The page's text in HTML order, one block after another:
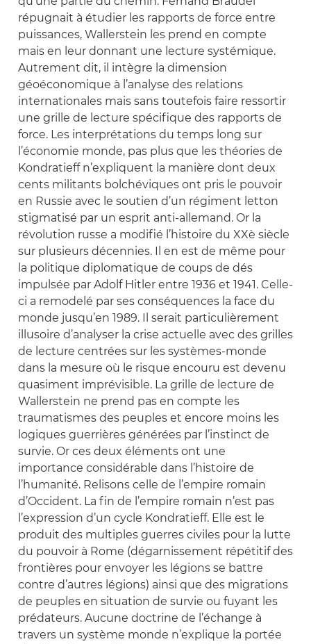
répugnait à étudier les rapports de force entre
puissances, Wallerstein les prend en compte
mais en leur donnant une lecture systémique.
Autrement dit, il intègre la dimension
géoéconomique à l’analyse des relations
internationales mais sans toutefois faire ressortir
une grille de lecture spécifique des rapports de
force. Les interprétations du temps long sur
l’économie monde, pas plus que les théories de
Kondratieff n’expliquent la manière dont deux
cents militants bolchéviques ont pris le pouvoir
en Russie avec le soutien d’un régiment letton
stigmatisé par un esprit anti-allemand. Or la
révolution russe a modifié l’histoire du XXè siècle
sur plusieurs décennies. Il en est de même pour
la politique diplomatique de coups de dés
impulsée par Adolf Hitler entre 1936 et 1941. Celle-
ci a remodelé par ses conséquences la face du
monde jusqu’en 1989. Il serait particulièrement
illusoire d’analyser la crise actuelle avec des grilles
de lecture centrées sur les systèmes-monde
dans la mesure où le risque encouru est devenu
quasiment imprévisible. La grille de lecture de
Wallerstein ne prend pas en compte les
traumatismes des peuples et encore moins les
logiques guerrières générées par l’instinct de
survie. Or ces deux éléments ont une
importance considérable dans l’histoire de
l’humanité. Relisons celle de l’empire romain
d’Occident. La fin de l’empire romain n’est pas
l’expression d’un cycle Kondratieff. Elle est le
produit des multiples guerres civiles pour la lutte
du pouvoir à Rome (dégarnissement répétitif des
frontières pour envoyer les légions se battre
contre d’autres légions) ainsi que des migrations
de peuples en situation de survie ou fuyant les
prédateurs. Aucune doctrine de l’échange à
travers un système monde n’explique la portée